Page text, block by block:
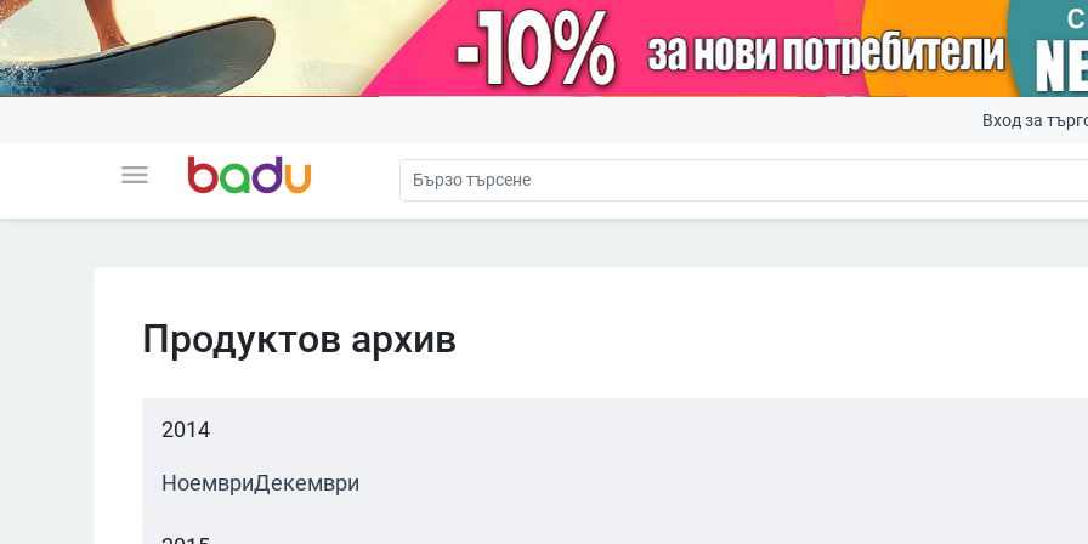
menu
Вход за
Продуктов архив
2014
НоемвриДекември